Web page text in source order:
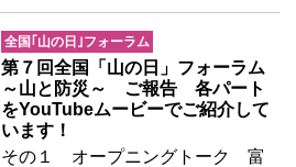
12日、福島県より開催地立候補の
意向が示されました。これに対し
本会で …つづきを読む
全国｢山の日｣フォーラム
第７回全国「山の日」フォーラム
～山と防災～ ご報告 各パート
をYouTubeムービーでご紹介して
います！
その１ オープニングトーク 富